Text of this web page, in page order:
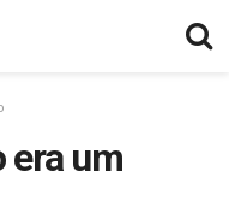
era um